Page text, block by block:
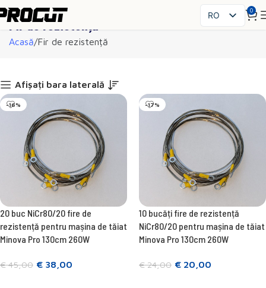
RO
FR
DE
0
Fir de rezistență
Acasă Fir de rezistență
Afișați bara laterală
-16%
20 buc NiCr80/20 fire de
rezistență pentru mașina de tăiat
Minova Pro 130cm 260W
€45,00 € 38,00
-17%
10 bucăți fire de rezistență
NiCr80/20 pentru mașina de tăiat
Minova Pro 130cm 260W
€24,00 € 20,00